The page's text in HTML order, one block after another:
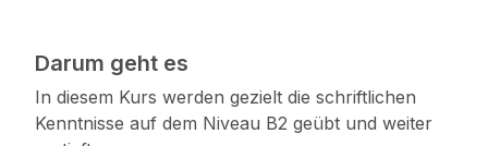
Darum geht es
In diesem Kurs werden gezielt die schriftlichen
Kenntnisse auf dem Niveau B2 geübt und weiter